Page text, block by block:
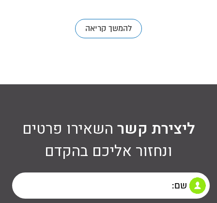
בהקדם
להמשך קריאה
ליצירת קשר השאירו פרטים
ונחזור אליכם בהקדם